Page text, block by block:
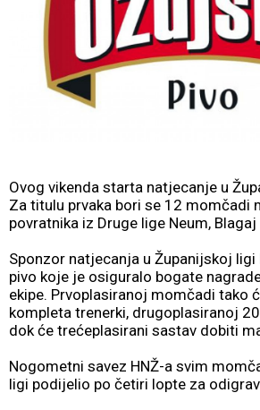
Ovog vikenda starta natjecanje u
Za titulu prvaka bori se 12 momčadi
povratnika iz Druge lige Neum,
Sponzor natjecanja u Županijskoj ligi
pivo koje je osiguralo bogate
ekipe. Prvoplasiranoj momčadi tako
kompleta trenerki, drugoplasiranoj
dok će trećeplasirani sastav dobiti
Nogometni savez HNŽ-a svim
ligi podijelio po četiri lopte za